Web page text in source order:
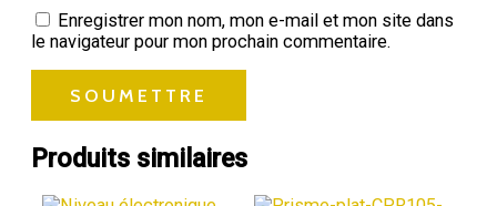
Enregistrer mon nom, mon e-mail et mon site dans
le navigateur pour mon prochain commentaire.
Produits similaires